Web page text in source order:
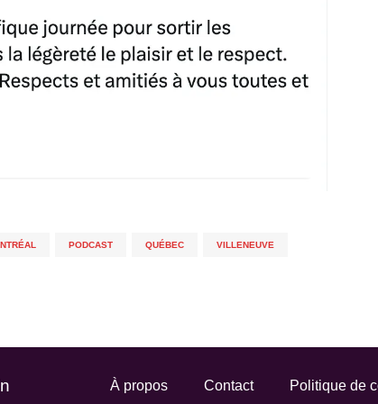
PODCAST QUÉBEC VILLENEUVE
À propos Contact Politique de